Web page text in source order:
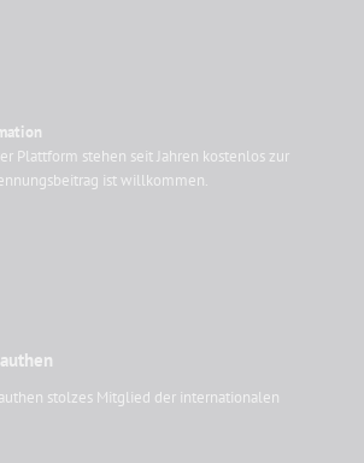
Plattform stehen seit Jahren kostenlos zur
ist willkommen.
stolzes Mitglied der internationalen